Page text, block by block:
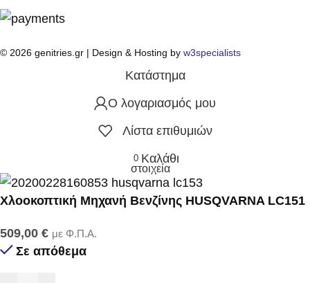
© 2026 genitries.gr | Design & Hosting by w3specialists
Κατάστημα
Ο λογαριασμός μου
Λίστα επιθυμιών
0
στοιχεία
Καλάθι
Χλοοκοπτική Μηχανή Βενζίνης HUSQVARNA LC151
509,00 € με Φ.Π.Α.
Σε απόθεμα